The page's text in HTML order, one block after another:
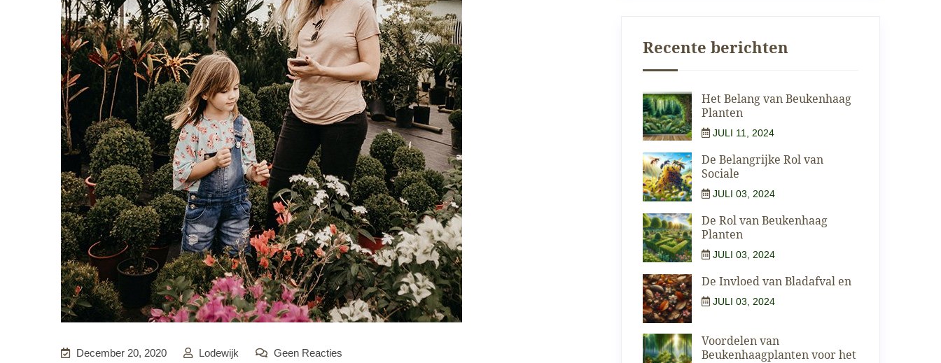
December 20, 2020 Lodewijk Geen Reacties
Recente berichten
Het Belang van Beukenhaag
Planten
JULI 11, 2024
De Belangrijke Rol van
Sociale
JULI 03, 2024
De Rol van Beukenhaag
Planten
JULI 03, 2024
De Invloed van Bladafval en
JULI 03, 2024
Voordelen van
Beukenhaagplanten voor het